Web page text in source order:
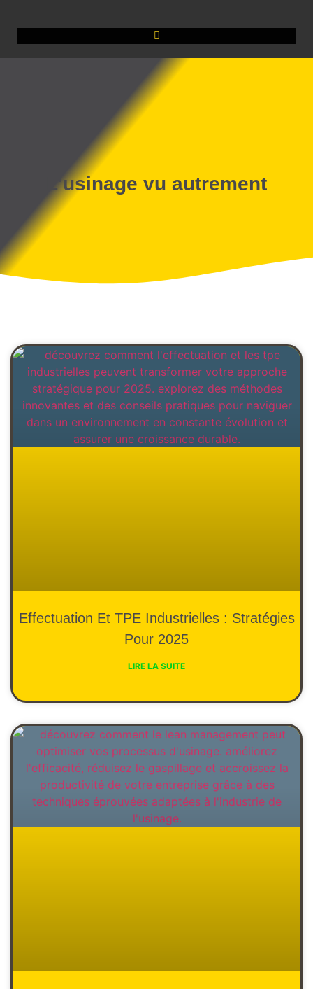
L'usinage vu autrement
Effectuation Et TPE Industrielles : Stratégies
Pour 2025
LIRE LA SUITE